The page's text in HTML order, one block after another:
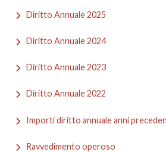
Diritto Annuale 2025
Diritto Annuale 2024
Diritto Annuale 2023
Diritto Annuale 2022
Importi diritto annuale anni
Ravvedimento operoso